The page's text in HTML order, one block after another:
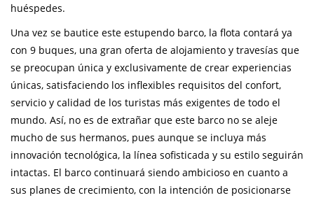
huéspedes.
Una vez se bautice este estupendo barco, la flota contará ya
con 9 buques, una gran oferta de alojamiento y travesías que
se preocupan única y exclusivamente de crear experiencias
únicas, satisfaciendo los inflexibles requisitos del confort,
servicio y calidad de los turistas más exigentes de todo el
mundo. Así, no es de extrañar que este barco no se aleje
mucho de sus hermanos, pues aunque se incluya más
innovación tecnológica, la línea sofisticada y su estilo seguirán
intactas. El barco continuará siendo ambicioso en cuanto a
sus planes de crecimiento, con la intención de posicionarse